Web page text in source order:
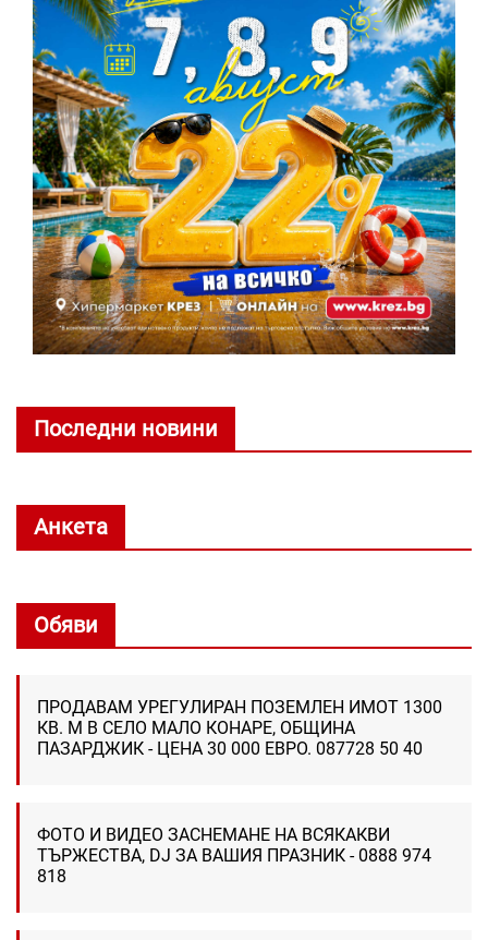
Последни новини
Анкета
Обяви
ПРОДАВАМ УРЕГУЛИРАН ПОЗЕМЛЕН ИМОТ 1300
КВ. М В СЕЛО МАЛО КОНАРЕ, ОБЩИНА
ПАЗАРДЖИК - ЦЕНА 30 000 ЕВРО. 087728 50 40
ФОТО И ВИДЕО ЗАСНЕМАНЕ НА ВСЯКАКВИ
ТЪРЖЕСТВА, DJ ЗА ВАШИЯ ПРАЗНИК - 0888 974
818